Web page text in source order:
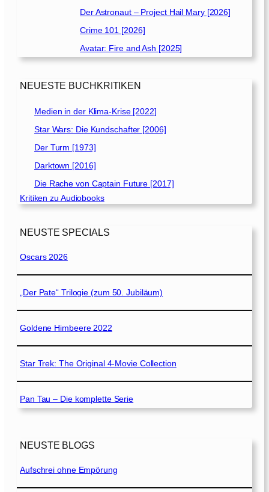
Der Astronaut – Project Hail Mary [2026]
Crime 101 [2026]
Avatar: Fire and Ash [2025]
NEUESTE BUCHKRITIKEN
Medien in der Klima-Krise [2022]
Star Wars: Die Kundschafter [2006]
Der Turm [1973]
Darktown [2016]
Die Rache von Captain Future [2017]
Kritiken zu Audiobooks
NEUSTE SPECIALS
Oscars 2026
„Der Pate“ Trilogie (zum 50. Jubiläum)
Goldene Himbeere 2022
Star Trek: The Original 4-Movie Collection
Pan Tau – Die komplette Serie
NEUSTE BLOGS
Aufschrei ohne Empörung